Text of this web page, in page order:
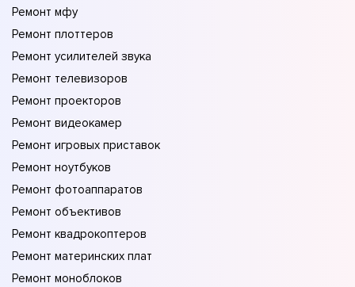
Ремонт мфу
Ремонт плоттеров
Ремонт усилителей звука
Ремонт телевизоров
Ремонт проекторов
Ремонт видеокамер
Ремонт игровых приставок
Ремонт ноутбуков
Ремонт фотоаппаратов
Ремонт объективов
Ремонт квадрокоптеров
Ремонт материнских плат
Ремонт моноблоков